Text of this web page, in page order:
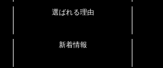
選ばれる理由
新着情報